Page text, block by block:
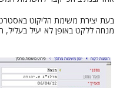
בעת יצירת משימת הליקוט
מנחה ללקט באופן לא יעיל